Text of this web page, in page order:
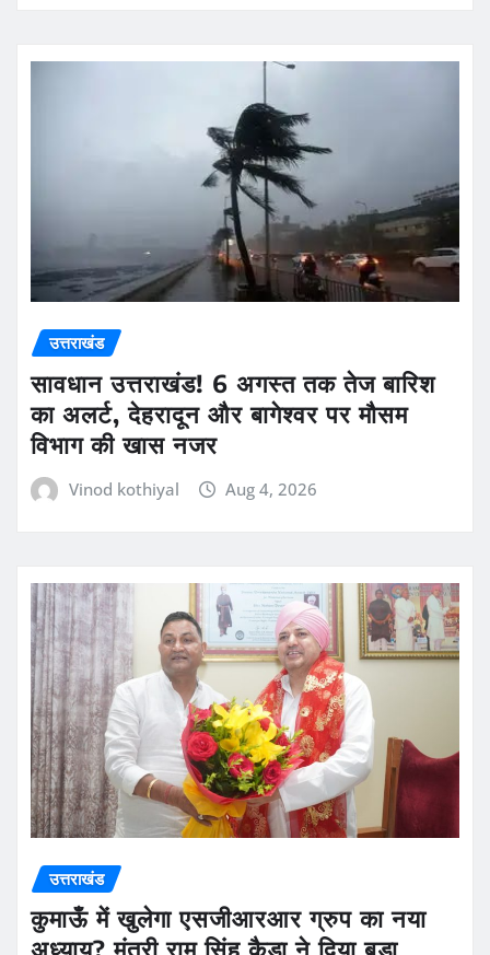
उत्तराखंड
सावधान उत्तराखंड! 6 अगस्त तक तेज बारिश
का अलर्ट, देहरादून और बागेश्वर पर मौसम
विभाग की खास नजर
Vinod kothiyal Aug 4, 2026
उत्तराखंड
कुमाऊँ में खुलेगा एसजीआरआर ग्रुप का नया